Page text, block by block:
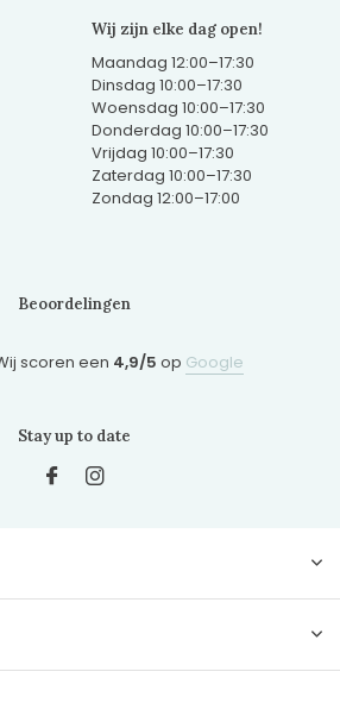
Wij zijn elke dag open!
Maandag 12:00–17:30
Dinsdag 10:00–17:30
Woensdag 10:00–17:30
Donderdag 10:00–17:30
Vrijdag 10:00–17:30
Zaterdag 10:00–17:30
Zondag 12:00–17:00
Beoordelingen
scoren een 4,9/5 op Google
Stay up to date